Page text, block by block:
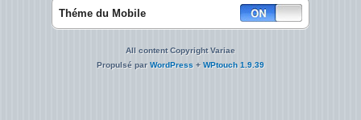
Théme du Mobile
All content Copyright Variae
Propulsé parWordPress + WPtouch 1.9.39